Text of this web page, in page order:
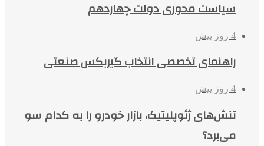
سیاست محوری دولت چهاردهم
4 روز پیش
راهنمای تخصصی انتخاب گیربکس صنعتی
4 روز پیش
تنش‌های ژئوپلیتیک، بازار خودرو را به کدام سو
می‌برد؟